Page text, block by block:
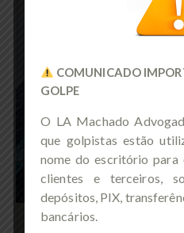
COMUNICADO
GOLPE
O LA Machado
que golpistas estão
nome do escritório
clientes e terceiros,
depósitos, PIX,
bancários.